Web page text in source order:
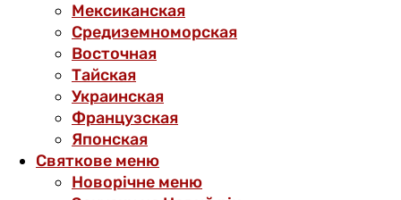
Мексиканская
Средиземноморская
Восточная
Тайская
Украинская
Французская
Японская
Святкове меню
Новорічне меню